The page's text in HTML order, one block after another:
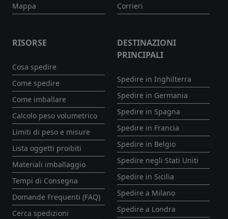
Mappa
Corrieri
RISORSE
Cosa spedire
Come spedire
Come imballare
Calcolo peso volumetrico
Limiti di peso e misure
Lista oggetti proibiti
Materiali imballaggio
Tempi di Consegna
Domande Frequenti (FAQ)
Cerca spedizioni
DESTINAZIONI
PRINCIPALI
Spedire in Inghilterra
Spedire in Germania
Spedire in Spagna
Spedire in Francia
Spedire in Belgio
Spedire negli Stati Uniti
Spedire in Sicilia
Spedire a Milano
Spedire a Londra